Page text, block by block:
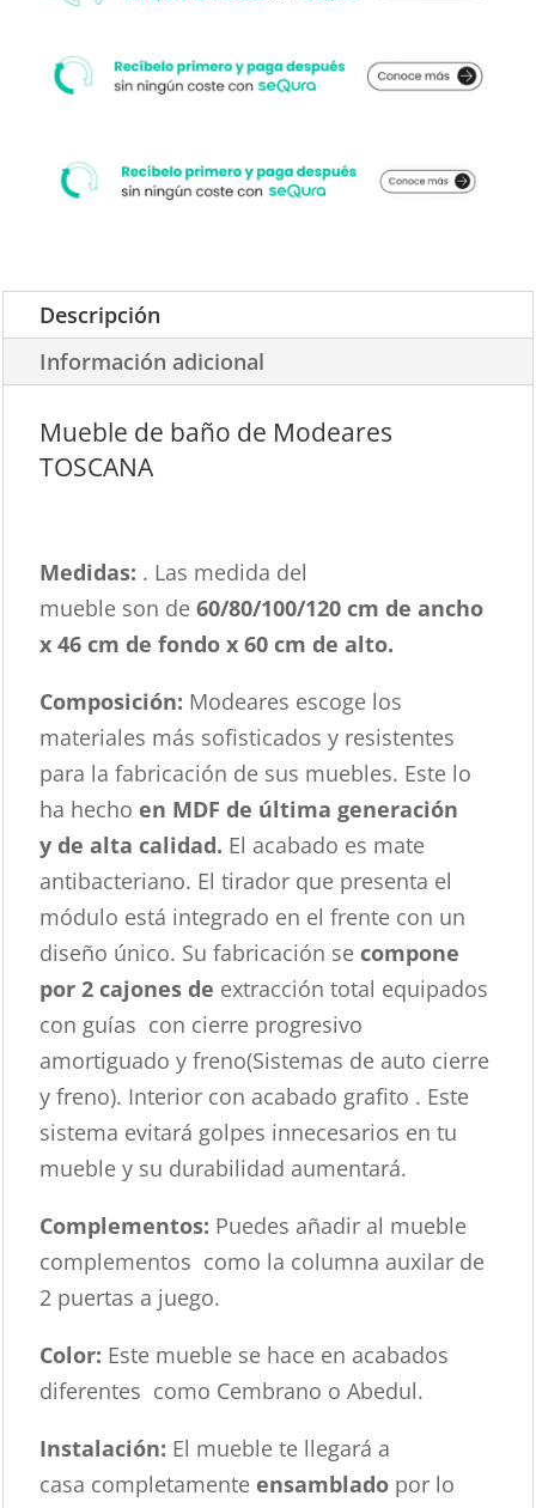
Descripción
Información adicional
Mueble de baño de Modeares
TOSCANA
Medidas: . Las medida del
mueble son de60/80/100/120 cm de ancho
x 46 cm de fondo x 60 cm de alto.
Composición: Modeares escoge los
materiales más sofisticados y resistentes
para la fabricación de sus muebles. Este lo
ha hecho en MDF de última generación
y de alta calidad. El acabado es mate
antibacteriano. El tirador que presenta el
módulo está integrado en el frente con un
diseño único. Su fabricación se compone
por 2 cajones de extracción total equipados
con guías con cierre progresivo
amortiguado y freno(Sistemas de auto cierre
y freno). Interior con acabado grafito . Este
sistema evitará golpes innecesarios en tu
mueble y su durabilidad aumentará.
Complementos: Puedes añadir al mueble
complementos como la columna auxilar de
2 puertas a juego.
Color: Este mueble se hace en acabados
diferentes como Cembrano o Abedul.
Instalación: El mueble te llegará a
casa completamente ensamblado por lo